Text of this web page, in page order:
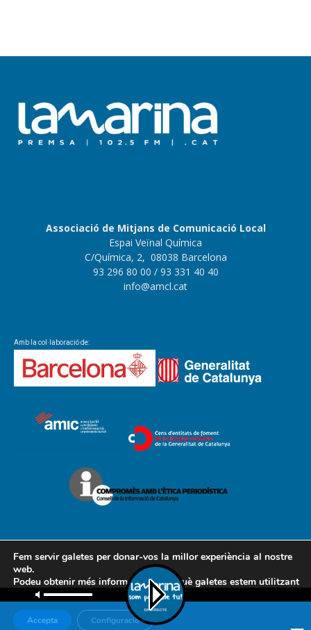
Associació de Mitjans de Comunicació Local
Espai Veïnal Química
C/Química, 2, 08038 Barcelona
93 296 80 00 / 93 331 40 40
info@amcl.cat
Amb la col·laboració de:
Contacte Avís legal Política de cookies
Política de privacitat
AMCL
© Associació de Mitjans de Comunicació Local, 2018
Fem servir galetes per donar-vos la millor experiència al nostre
web.
Podeu obtenir més informació sobre què galetes estem utilitzant
o desactivar-les a la
configuració.
Accepta Configuració